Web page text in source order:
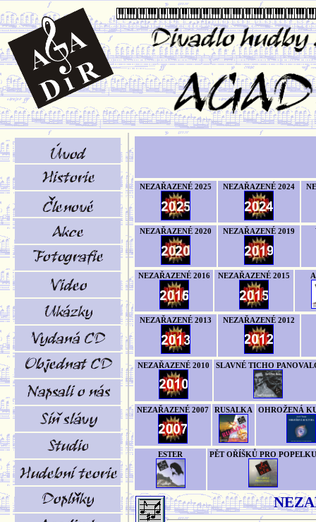
NEZAŘAZENÉ 2025 NEZAŘAZENÉ 2024
NEZAŘAZENÉ 2020 NEZAŘAZENÉ 2019
NEZAŘAZENÉ 2016 NEZAŘAZENÉ 2015
NEZAŘAZENÉ 2013 NEZAŘAZENÉ 2012
NEZAŘAZENÉ 2010 SLAVNÉ TICHO
NEZAŘAZENÉ 2007 RUSALKA OHROŽENÁ
ESTER PĚT OŘÍŠKŮ PRO POPELKU